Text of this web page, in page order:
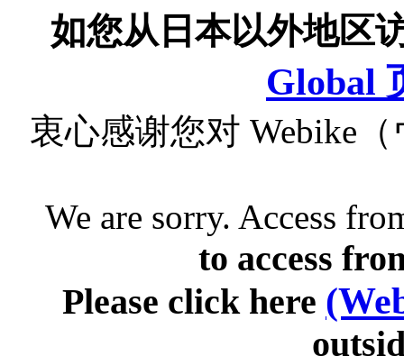
如您从日本以外地区
Global
衷心感谢您对 Webike
We are sorry. Access
to access
Please click here